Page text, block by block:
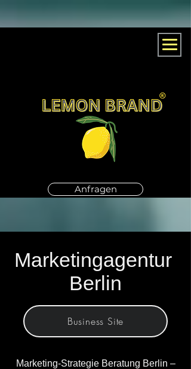
Anfragen
Marketingagentur
Berlin
Business Site
Marketing-Strategie Beratung Berlin –